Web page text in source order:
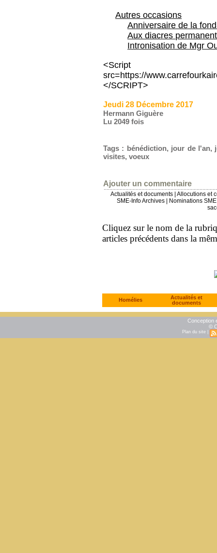
Autres occasions
Anniversaire de la
Aux diacres
Intronisation de Mgr
<Script
src=https://
</SCRIPT>
Jeudi 28 Décembre 2017
Hermann Giguère
Lu 2049 fois
Tags : bénédiction, jour de l'an,
visites,voeux
Ajouter un commentaire
Actualités et documents | Allocutions et
SME-Info Archives | Nominations
Cliquez sur le nom de la
articles précédents dans la
Homélies
Actualités et
documents
Conception
©
Plan du site